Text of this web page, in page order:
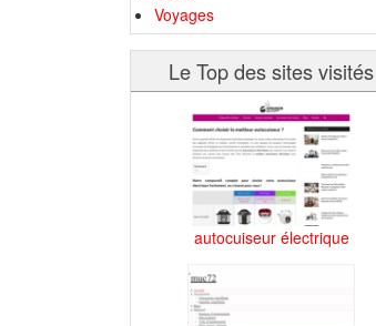
Voyages
Le Top des sites visités
autocuiseur électrique